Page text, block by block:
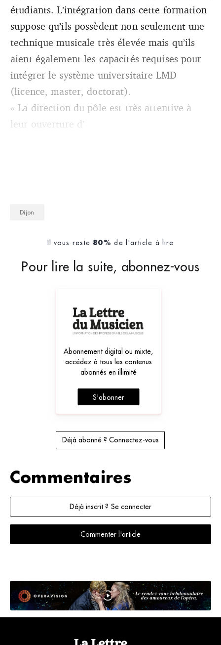
étudiants. L’intégration dans cette formation
suppose qu’ils possèdent non seulement une
technique musicale très élevée mais qu’ils
aient également les capacités requises pour
intégrer le système universitaire LMD
(licence, master, doctorat).
« La direction du pôle est très attentive à
leur ouverture d’
Dijon
Il vous reste 80% de l'article à lire
Pour lire la suite, abonnez-vous
Abonnement digital ou mixte,
accédez à tous les contenus
abonnés en illimité
S'abonner
Déjà abonné ? Connectez-vous
Commentaires
Déjà inscrit ? Se connecter
Commenter l'article